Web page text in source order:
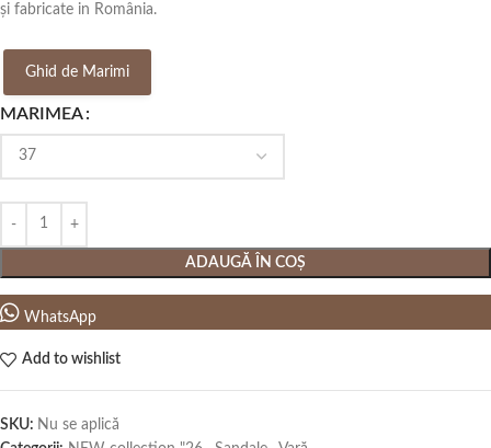
și fabricate in România.
Ghid de Marimi
MARIMEA
ADAUGĂ ÎN COȘ
WhatsApp
Add to wishlist
SKU: Nu se aplică